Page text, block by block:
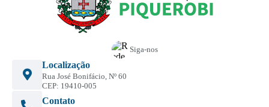
Siga-nos
Localização
Rua José Bonifácio, Nº 60
CEP: 19410-005
Contato